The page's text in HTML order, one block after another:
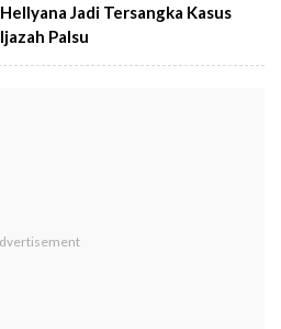
Hellyana Jadi Tersangka Kasus
Ijazah Palsu